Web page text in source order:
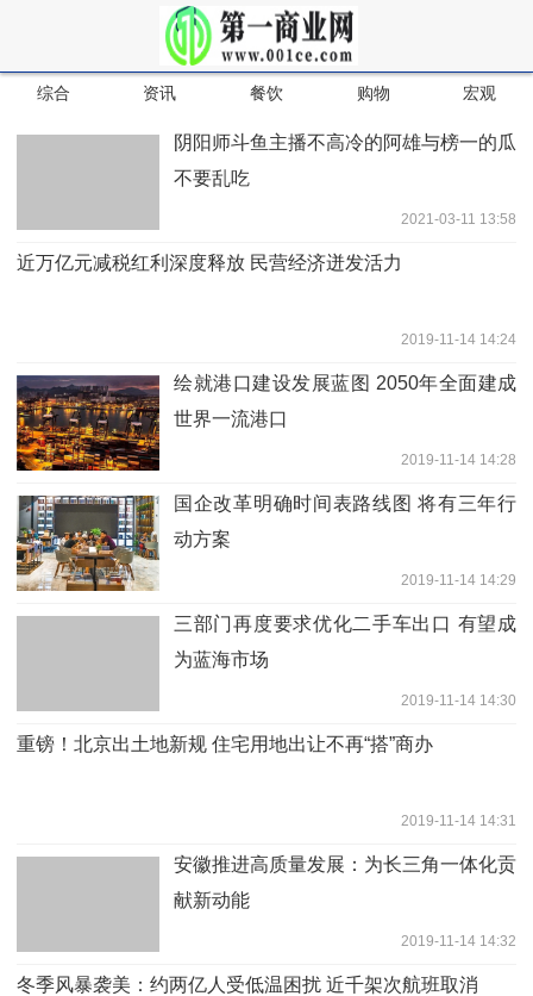
综合 资讯 餐饮 购物 宏观
阴阳师斗鱼主播不高冷的阿雄与榜一的瓜
不要乱吃
2021-03-11 13:58
近万亿元减税红利深度释放 民营经济迸发活力
2019-11-14 14:24
绘就港口建设发展蓝图 2050年全面建成
世界一流港口
2019-11-14 14:28
国企改革明确时间表路线图 将有三年行
动方案
2019-11-14 14:29
三部门再度要求优化二手车出口 有望成
为蓝海市场
2019-11-14 14:30
重镑！北京出土地新规 住宅用地出让不再“搭”商办
2019-11-14 14:31
安徽推进高质量发展：为长三角一体化贡
献新动能
2019-11-14 14:32
冬季风暴袭美：约两亿人受低温困扰 近千架次航班取消